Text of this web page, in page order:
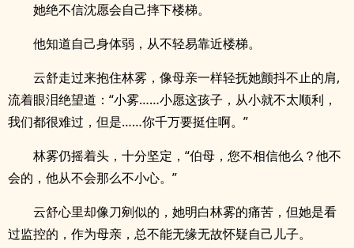
她绝不信沈愿会自己摔下楼梯。
他知道自己身体弱，从不轻易靠近楼梯。
云舒走过来抱住林雾，像母亲一样轻抚她颤抖不止的肩,
流着眼泪绝望道：“小雾……小愿这孩子，从小就不太顺利，
我们都很难过，但是……你千万要挺住啊。”
林雾仍摇着头，十分坚定，“伯母，您不相信他么？他不
会的，他从不会那么不小心。”
云舒心里却像刀剜似的，她明白林雾的痛苦，但她是看
过监控的，作为母亲，总不能无缘无故怀疑自己儿子。